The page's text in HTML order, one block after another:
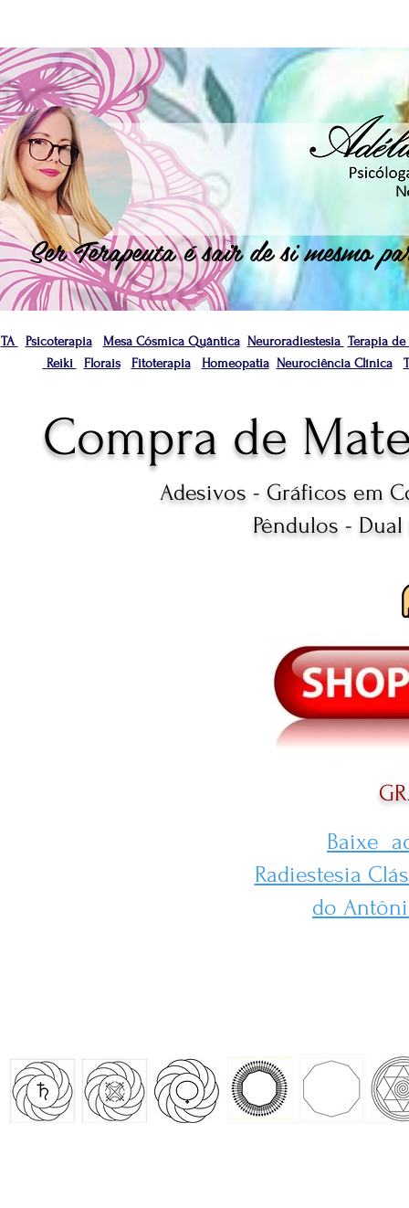
TA |Psicoterapia| Mesa Cósmica Quântica
Terapia de
Compra de
Adesivos - Gráficos em
Pêndulos -
Baixe
Radiestesia
do
TA Psicoterapia Mesa Cósmica Quântica Neuroradiestesia Terapia de
Reiki
Florais Fitoterapia Homeopatia Neurociência Clínica
Ser Terapeuta é sair de si mesmo